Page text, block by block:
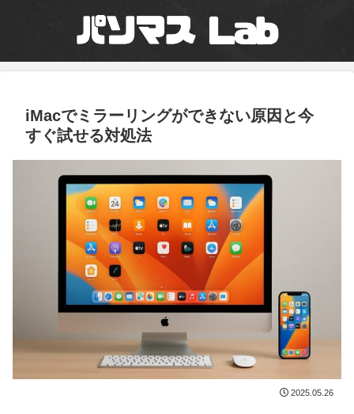
iMacでミラーリングができない原因と今
すぐ試せる対処法
2025.05.26